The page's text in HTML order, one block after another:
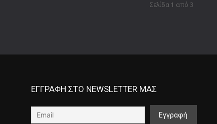
Σελίδα 1 από 3
ΕΓΓΡΑΦΗ ΣΤΟ NEWSLETTER ΜΑΣ